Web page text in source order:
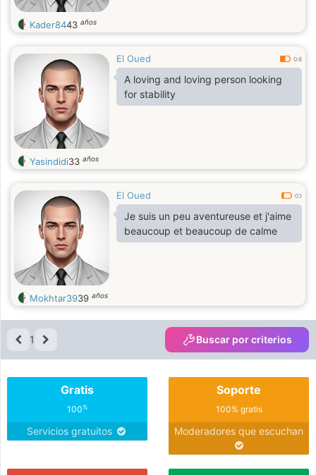
Kader8443 años
El Oued 0.6
A loving and loving person looking
for stability
Yasindidi33 años
El Oued 0.1
Je suis un peu aventureuse et j'aime
beaucoup et beaucoup de calme
Mokhtar3939 años
1 Buscar por criterios
Gratis
100%
Servicios gratuitos
Soporte
100% gratis
Moderadores que escuchan